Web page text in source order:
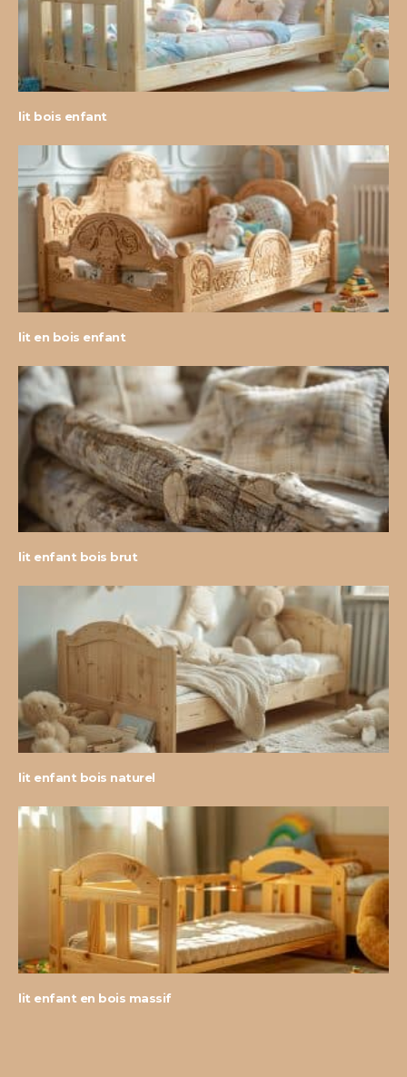
lit bois enfant
lit en bois enfant
lit enfant bois brut
lit enfant bois naturel
lit enfant en bois massif